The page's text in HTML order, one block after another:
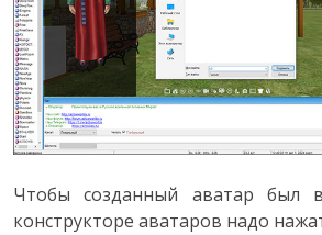
Чтобы созданный аватар был
конструкторе аватаров надо